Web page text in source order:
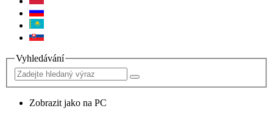
Vyhledávání
Zobrazit jako na PC